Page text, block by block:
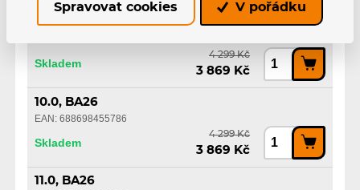
9.0, BA26
Skladem
4 299 Kč
3 869 Kč
10.0, BA26
EAN: 688698455786
Skladem
4 299 Kč
3 869 Kč
11.0, BA26
Spravovat cookies V pořádku